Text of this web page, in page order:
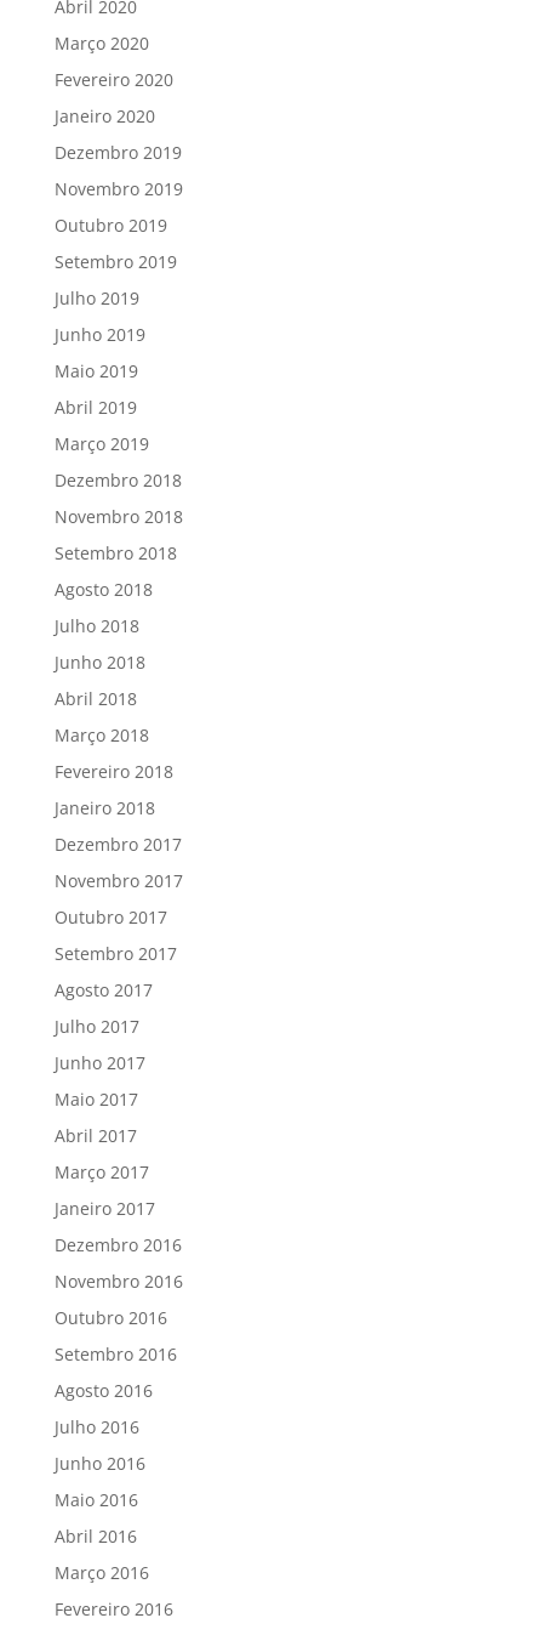
Abril 2020
Março 2020
Fevereiro 2020
Janeiro 2020
Dezembro 2019
Novembro 2019
Outubro 2019
Setembro 2019
Julho 2019
Junho 2019
Maio 2019
Abril 2019
Março 2019
Dezembro 2018
Novembro 2018
Setembro 2018
Agosto 2018
Julho 2018
Junho 2018
Abril 2018
Março 2018
Fevereiro 2018
Janeiro 2018
Dezembro 2017
Novembro 2017
Outubro 2017
Setembro 2017
Agosto 2017
Julho 2017
Junho 2017
Maio 2017
Abril 2017
Março 2017
Janeiro 2017
Dezembro 2016
Novembro 2016
Outubro 2016
Setembro 2016
Agosto 2016
Julho 2016
Junho 2016
Maio 2016
Abril 2016
Março 2016
Fevereiro 2016